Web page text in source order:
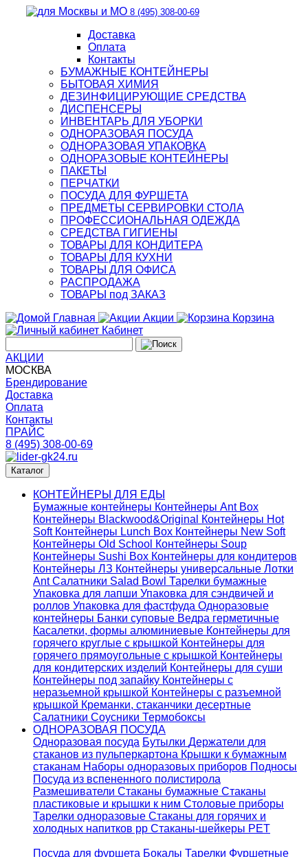
8 (495) 308-00-69
Доставка
Оплата
Контакты
БУМАЖНЫЕ КОНТЕЙНЕРЫ
БЫТОВАЯ ХИМИЯ
ДЕЗИНФИЦИРУЮЩИЕ СРЕДСТВА
ДИСПЕНСЕРЫ
ИНВЕНТАРЬ ДЛЯ УБОРКИ
ОДНОРАЗОВАЯ ПОСУДА
ОДНОРАЗОВАЯ УПАКОВКА
ОДНОРАЗОВЫЕ КОНТЕЙНЕРЫ
ПАКЕТЫ
ПЕРЧАТКИ
ПОСУДА ДЛЯ ФУРШЕТА
ПРЕДМЕТЫ СЕРВИРОВКИ СТОЛА
ПРОФЕССИОНАЛЬНАЯ ОДЕЖДА
СРЕДСТВА ГИГИЕНЫ
ТОВАРЫ ДЛЯ КОНДИТЕРА
ТОВАРЫ ДЛЯ КУХНИ
ТОВАРЫ ДЛЯ ОФИСА
РАСПРОДАЖА
ТОВАРЫ под ЗАКАЗ
Главная
Акции
Корзина
Кабинет
АКЦИИ
МОСКВА
Брендирование
Доставка
Оплата
Контакты
ПРАЙС
8 (495) 308-00-69
Каталог
КОНТЕЙНЕРЫ ДЛЯ ЕДЫ
Бумажные контейнеры Контейнеры Ant Box
Контейнеры Blackwood&Original
Контейнеры Hot
Soft Контейнеры Lunch Box Контейнеры New Soft
Контейнеры Old School Контейнеры Soup
Контейнеры Sushi Box Контейнеры для кондитеров
Контейнеры ЛЗ Контейнеры универсальные Лотки
AntСалатники Salad Bowl Тарелки бумажные
Упаковка для лапши Упаковка для сэндвичей и
роллов Упаковка для фастфуда Одноразовые
контейнеры Банки суповые Ведра герметичные
Касалетки, формы алюминиевые Контейнеры для
горячего круглые с крышкой Контейнеры для
горячего прямоугольные с крышкой Контейнеры
для кондитерских изделий Контейнеры для суши
Контейнеры под запайку Контейнеры с
неразьемной крышкой Контейнеры с разъемной
крышкой Креманки, стаканчики десертные
Салатники Соусники Термобоксы
ОДНОРАЗОВАЯ ПОСУДА
Одноразовая посуда Бутылки Держатели для
стаканов из пульперкартона Крышки к бумажным
стаканам Наборы одноразовых приборов Подносы
Посуда из вспененного полистирола
Размешиватели Стаканы бумажные Стаканы
пластиковые и крышки к ним Столовые приборы
Тарелки одноразовые Стаканы для горячих и
холодных напитков pp Стаканы-шейкеры PET
Посуда для фуршета Бокалы Тарелки Фуршетные